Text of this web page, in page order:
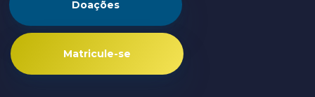
Doações
Matricule-se